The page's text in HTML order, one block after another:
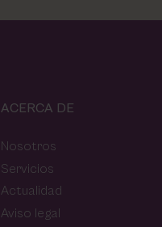
ACERCA DE
Nosotros
Servicios
Actualidad
Aviso legal